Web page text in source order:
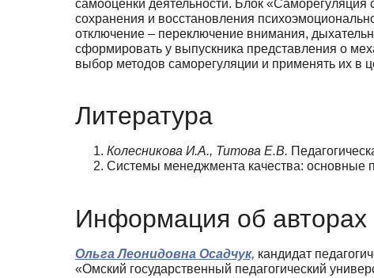
самооценки деятельно­сти. Блок «Саморегуляция
сохранения и восстановления
отключение – пере­ключение внимания,
сформировать у выпускника представления о
вы­бор методов саморегуляции и применять их в
Литература
Колесникова И.А., Титова Е.В.
Системы менеджмента качества: основные
Информация об авторах
Ольга Леонидовна Осадчук, кандидат
«Омский государственный педагогический